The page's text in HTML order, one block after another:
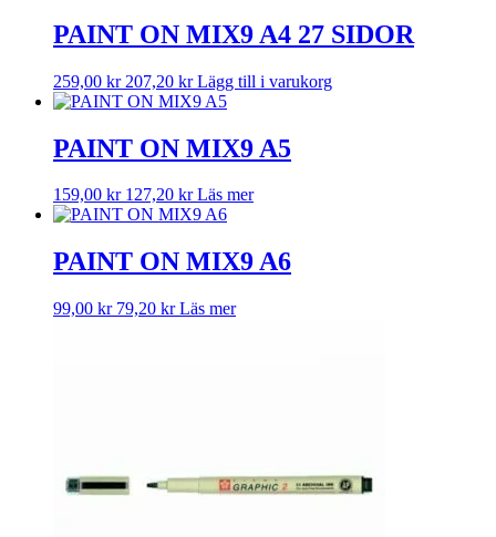
PAINT ON MIX9 A4 27 SIDOR
259,00 kr 207,20 kr Lägg till i varukorg
PAINT ON MIX9 A5
159,00 kr 127,20 kr Läs mer
PAINT ON MIX9 A6
99,00 kr 79,20 kr Läs mer